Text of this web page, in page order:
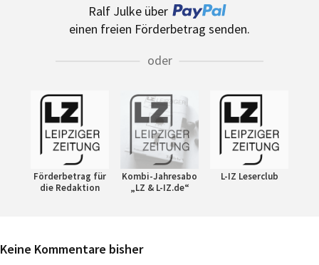
Ralf Julke über
einen freien Förderbetrag senden.
oder
Förderbetrag für
die Redaktion
Kombi-Jahresabo
„LZ & L-IZ.de“
L-IZ Leserclub
Keine Kommentare bisher